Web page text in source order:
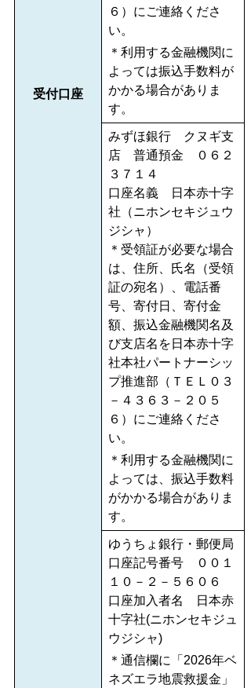
受付口座
６）にご連絡くださ
い。
＊利用する金融機関に
よっては振込手数料が
かかる場合がありま
す。
みずほ銀行 クヌギ支
店 普通預金 ０６２
３７１４
口座名義 日本赤十字
社（ニホンセキジュウ
ジシャ）
＊受領証が必要な場合
は、住所、氏名（受領
証の宛名）、電話番
号、寄付日、寄付金
額、振込金融機関名及
び支店名を日本赤十字
社本社パートナーシッ
プ推進部（ＴＥＬ０３
－４３６３－２０５
６）にご連絡くださ
い。
＊利用する金融機関に
よっては、振込手数料
がかかる場合がありま
す。
ゆうちょ銀行・郵便局
口座記号番号 ００１
１０－２－５６０６
口座加入者名 日本赤
十字社(ニホンセキジュ
ウジシャ)
＊通信欄に「2026年ベ
ネズエラ地震救援金」